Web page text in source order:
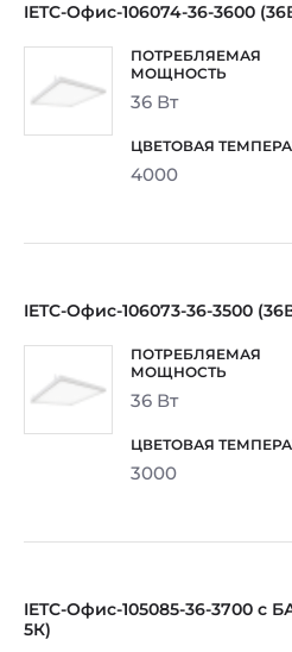
IETC-Офис-106074-36-3600
36 Вт
4000
IETC-Офис-106073-36-3500
36 Вт
3000
IETC-Офис-105085-36-3700 с
5К)